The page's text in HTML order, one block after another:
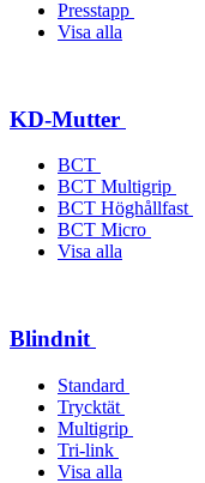
Presstapp
Visa alla
KD-Mutter
BCT
BCT Multigrip
BCT Höghållfast
BCT Micro
Visa alla
Blindnit
Standard
Trycktät
Multigrip
Tri-link
Visa alla